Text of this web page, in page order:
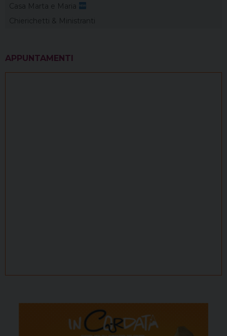
Casa Marta e Maria
Chierichetti & Ministranti
APPUNTAMENTI